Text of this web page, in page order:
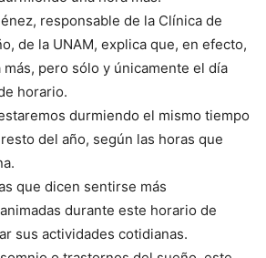
responsable de la Clínica de
de la UNAM, explica que, en efecto,
pero sólo y únicamente el día
horario.
durmiendo el mismo tiempo
del año, según las horas que
que dicen sentirse más
durante este horario de
sus actividades cotidianas.